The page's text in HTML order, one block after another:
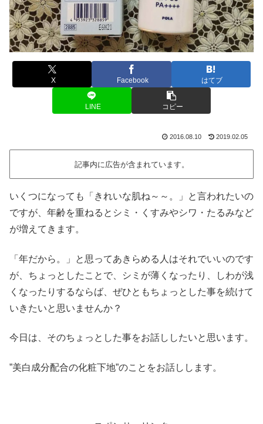
X Facebook はてブ
LINE コピー
2016.08.10 2019.02.05
記事内に広告が含まれています。
いくつになっても「きれいな肌ね～～。」と言われたいの
ですが、年齢を重ねるとシミ・くすみやシワ・たるみなど
が増えてきます。
「年だから。」と思ってあきらめる人はそれでいいのです
が、ちょっとしたことで、シミが薄くなったり、しわが浅
くなったりするならば、ぜひともちょっとした事を続けて
いきたいと思いませんか？
今日は、そのちょっとした事をお話ししたいと思います。
”美白成分配合の化粧下地”のことをお話しします。